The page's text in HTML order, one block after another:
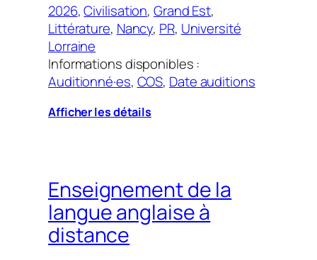
2026, Civilisation, Grand Est
Littérature, Nancy, PR, Université
Lorraine
Informations disponibles :
Auditionné·es, COS, Date auditions
Afficher les détails
Enseignement de la
langue anglaise à
distance